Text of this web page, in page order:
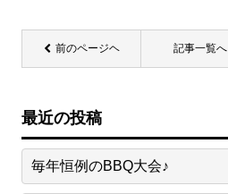
前のページヘ 記事一覧へ
最近の投稿
毎年恒例のBBQ大会♪